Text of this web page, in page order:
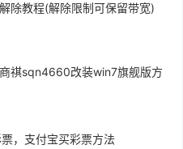
除教程(解除限制可保留带宽)
祺sqn4660改装win7旗舰版方
，支付宝买彩票方法